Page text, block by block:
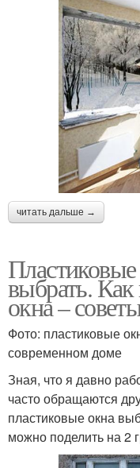
читать дальше →
выбрать.
окна –
Фото: пластиковые
современном доме
Зная, что я давно
часто обращаются
пластиковые окна
можно поделить на 2